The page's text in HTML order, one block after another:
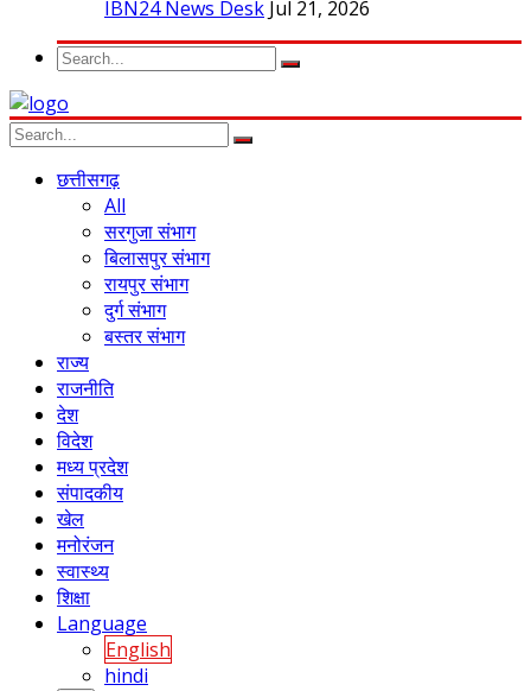
IBN24 News Desk Jul 21, 2026
छत्तीसगढ़
All
सरगुजा संभाग
बिलासपुर संभाग
रायपुर संभाग
दुर्ग संभाग
बस्तर संभाग
राज्य
राजनीति
देश
विदेश
मध्य प्रदेश
संपादकीय
खेल
मनोरंजन
स्वास्थ्य
शिक्षा
Language
English
hindi